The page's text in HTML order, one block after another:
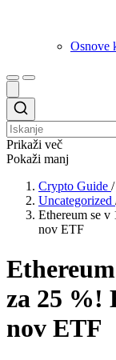
Osnove
Prikaži več
Pokaži manj
Crypto Guide /
Uncategorized
Ethereum se v
nov ETF
za 25 %!
nov ETF